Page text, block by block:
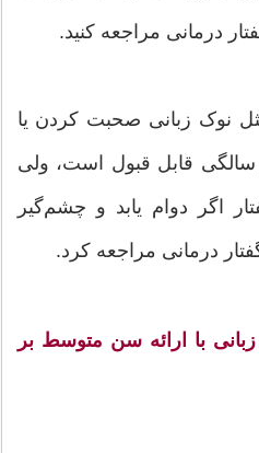
درمانی مراجعه کنید.
نوک زبانی صحبت کردن یا
سالگی قابل قبول است، ولی
اگر دوام یابد و چشم‌گیر
درمانی مراجعه کرد.
با ارائه سن متوسط بر